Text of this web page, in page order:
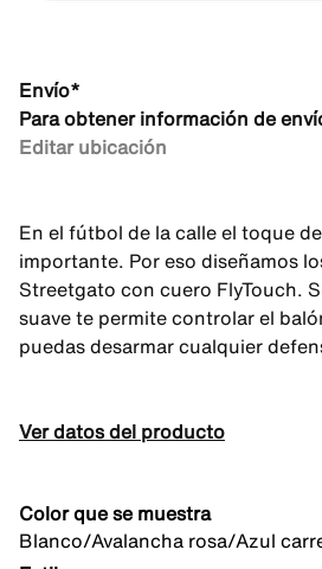
Envío*
Para obtener información de
Editar ubicación
En el fútbol de la calle el toque
importante. Por eso diseñamos
Streetgato con cuero FlyTouch.
suave te permite controlar el
puedas desarmar cualquier
Ver datos del producto
Color que se muestra
Blanco/Avalancha rosa/Azul